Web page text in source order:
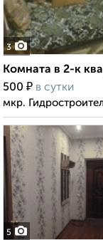
3
Комната в 2-к
500 ₽ в сутки
мкр.
5